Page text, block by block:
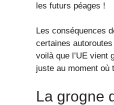
les futurs péages !
Les conséquences
certaines
voilà que l’UE vient
juste au moment où
La grogne